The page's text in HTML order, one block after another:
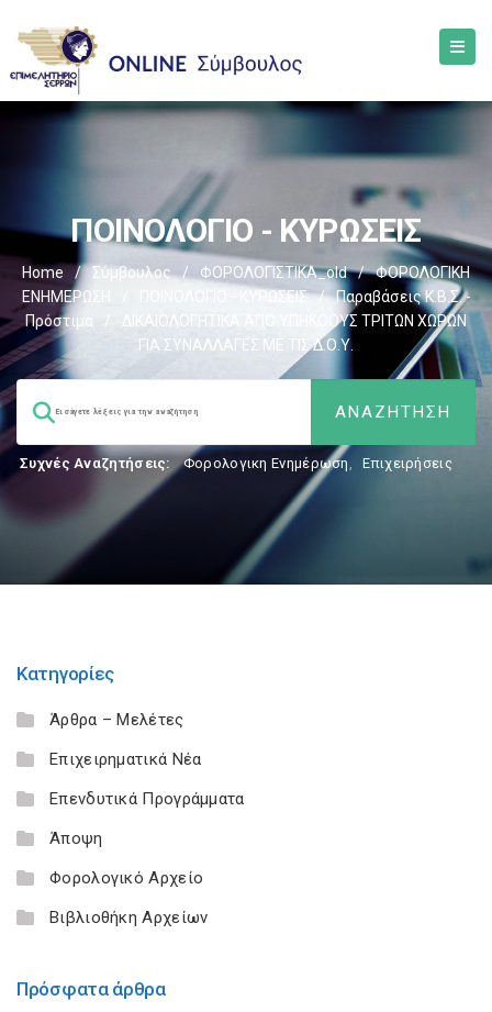
ΠΟΙΝΟΛΟΓΙΟ - ΚΥΡΩΣΕΙΣ
Home / Σύμβουλος / ΦΟΡΟΛΟΓΙΣΤΙΚΑ_old /
ΦΟΡΟΛΟΓΙΚΗ
ΕΝΗΜΕΡΩΣΗ
ΠΟΙΝΟΛΟΓΙΟ - ΚΥΡΩΣΕΙΣ /
Παραβάσεις Κ.Β.Σ. -
Πρόστιμα
/
ΔΙΚΑΙΟΛΟΓΗΤΙΚΑ ΑΠΟ ΥΠΗΚΟΟΥΣ ΤΡΙΤΩΝ ΧΩΡΩΝ
ΓΙΑ ΣΥΝΑΛΛΑΓΕΣ ΜΕ ΤΙΣ Δ.Ο.Υ.
Συχνές Αναζητήσεις: Φορολογικη Ενημέρωση, Επιχειρήσεις
Κατηγορίες
Άρθρα – Μελέτες
Επιχειρηματικά Νέα
Επενδυτικά Προγράμματα
Άποψη
Φορολογικό Αρχείο
Βιβλιοθήκη Αρχείων
Πρόσφατα άρθρα